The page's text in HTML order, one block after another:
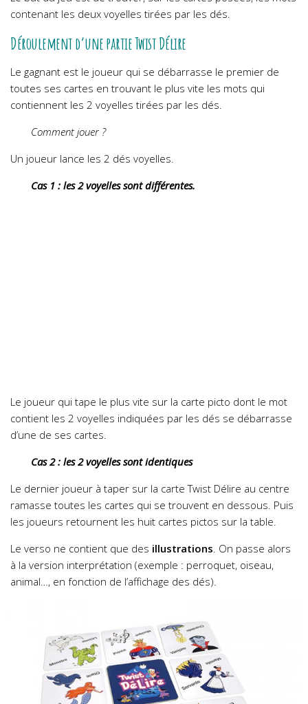
contenant les deux voyelles tirées par les dés.
Déroulement d’une partie Twist Délire
Le gagnant est le joueur qui se débarrasse le premier de
toutes ses cartes en trouvant le plus vite les mots qui
contiennent les 2 voyelles tirées par les dés.
Comment jouer ?
Un joueur lance les 2 dés voyelles.
Cas 1 : les 2 voyelles sont différentes.
Le joueur qui tape le plus vite sur la carte picto dont le mot
contient les 2 voyelles indiquées par les dés se débarrasse
d’une de ses cartes.
Cas 2 : les 2 voyelles sont identiques
Le dernier joueur à taper sur la carte Twist Délire au centre
ramasse toutes les cartes qui se trouvent en dessous. Puis
les joueurs retournent les huit cartes pictos sur la table.
Le verso ne contient que des illustrations . On passe alors
à la version interprétation (exemple : perroquet, oiseau,
animal…, en fonction de l’affichage des dés).